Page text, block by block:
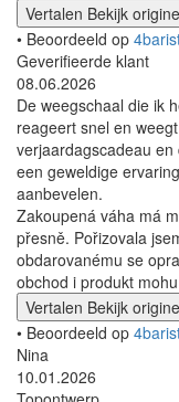
Vertalen Bekijk
• Beoordeeld op
Geverifieerde klant
08.06.2026
De weegschaal die ik
reageert snel en
verjaardagscadeau
een geweldige
aanbevelen.
Zakoupená váha má
přesně. Pořizovala
obdarovanému se
obchod i produkt
Vertalen Bekijk
• Beoordeeld op
Nina
10.01.2026